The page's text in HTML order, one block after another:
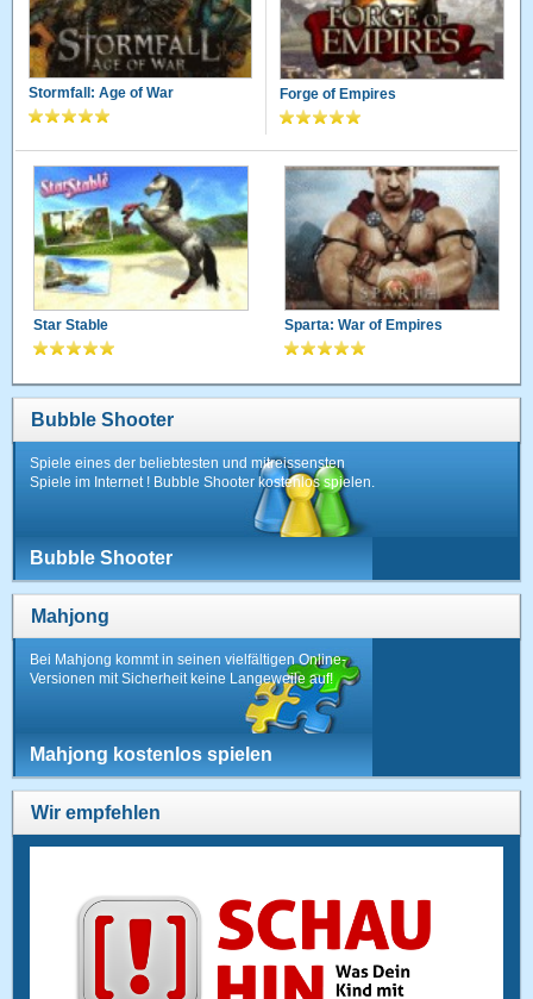
Stormfall: Age of War Forge of Empires
Star Stable Sparta: War of Empires
Bubble Shooter
Spiele eines der beliebtesten und mitreissensten
Spiele im Internet ! Bubble Shooter kostenlos spielen.
Bubble Shooter
Mahjong
Bei Mahjong kommt in seinen vielfältigen Online-
Versionen mit Sicherheit keine Langeweile auf!
Mahjong kostenlos spielen
Wir empfehlen